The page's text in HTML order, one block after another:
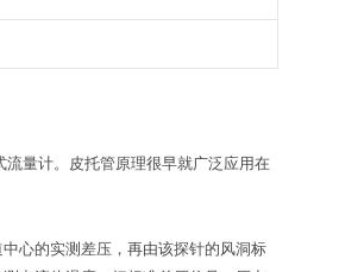
量计。皮托管原理很早就广泛应用在
心的实测差压，再由该探针的风洞标